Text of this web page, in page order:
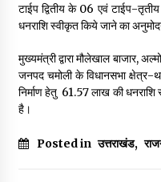
Thought
May 10,
Thought
टाईप द्वितीय के 06 एवं टाईप-
धनराशि स्वीकृत किये जाने का
मुख्यमंत्री द्वारा मौलेखाल बाजार,
जनपद चमोली के विधानसभा क्षेत्र-
निर्माण हेतु ₹ 61.57 लाख की
है।
Posted in उत्तराखंड,